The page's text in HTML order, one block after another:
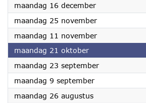
maandag 16 december2024
maandag 25 november2024
maandag 11 november2024
maandag 21 oktober2024
maandag 23 september2024
maandag 9 september2024
maandag 26 augustus2024